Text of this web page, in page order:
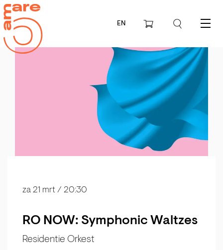
EN Menu
RO NOW: Symphonic Waltzes
Residentie Orkest
za 21 mrt / 20:30